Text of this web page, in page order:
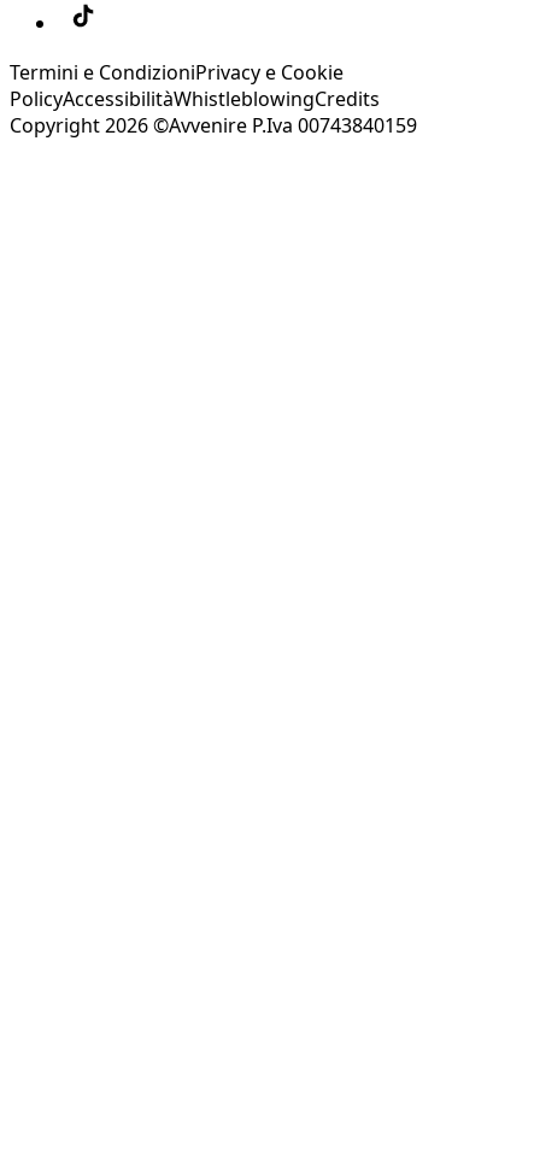
Termini e CondizioniPrivacy e Cookie
PolicyAccessibilitàWhistleblowingCredits
Copyright 2026 ©Avvenire P.Iva 00743840159